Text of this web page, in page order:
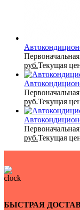
руб.Текущая
руб.Текущая
руб.Текущая
БЫСТРАЯ